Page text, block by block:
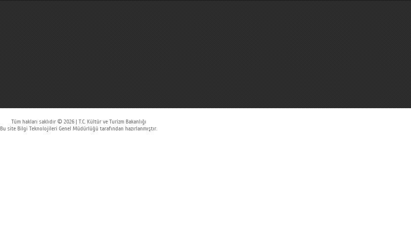
Tüm hakları saklıdır © 2026 | T.C. Kültür ve Turizm Bakanlığı
Bu site Bilgi Teknolojileri Genel Müdürlüğü tarafından hazırlanmıştır.